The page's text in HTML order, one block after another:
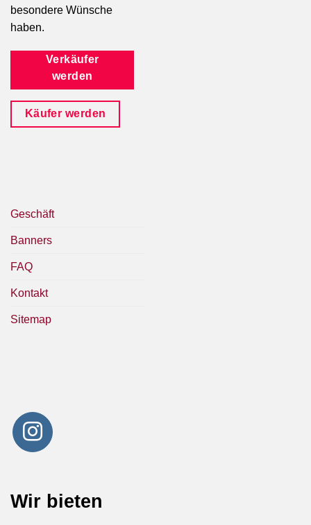
besondere Wünsche
haben.
Verkäufer
werden
Käufer werden
Geschäft
Banners
FAQ
Kontakt
Sitemap
Wir bieten